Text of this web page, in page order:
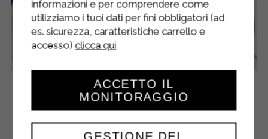
PASTA AL PESTO DI ZUCCHINE E
POMODORINI
informazioni e per comprendere come
utilizziamo i tuoi dati per fini obbligatori (ad
es. sicurezza, caratteristiche carrello e
accesso) clicca qui
GESTIONE DEL
ACCETTO IL
MONITORAGGIO